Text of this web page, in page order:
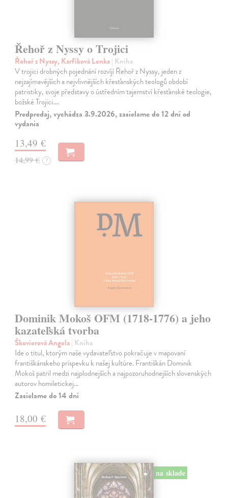
Řehoř z Nyssy o Trojici
Řehoř z Nyssy, Karfíková Lenka| Kniha
V trojici drobných pojednání rozvíjí Řehoř z Nyssy, jeden z
nejzajímavějších a nejvlivnějších křesťanských teologů období
patristiky, svoje představy o ústředním tajemství křesťanské teologie,
božské Trojici.…
Predpredaj, vychádza 3.9.2026, zasielame do 12 dní od
vydania
13,49 €
14,99 € ?
Dominik Mokoš OFM (1718-1776) a jeho
kazateľská tvorba
Škovierová Angela| Kniha
Ide o titul, ktorým naše vydavateľstvo pokračuje v mapovaní
františkánskeho príspevku k našej kultúre. Františkán Dominik
Mokoš patril medzi najplodnejších a najpozoruhodnejších slovenských
autorov homiletickej…
Zasielame do 14 dní
18,00 €
na sklade